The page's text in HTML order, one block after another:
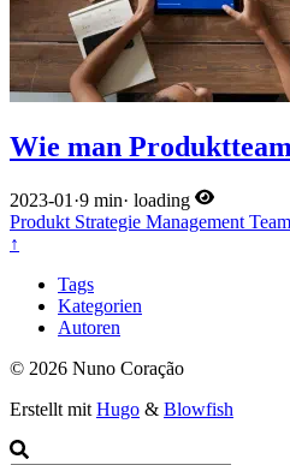
Wie man
2023-01 ·9 min· loading
Produkt Strategie Management Team
↑
Tags
Kategorien
Autoren
© 2026 Nuno Coração
Erstellt mit Hugo & Blowfish